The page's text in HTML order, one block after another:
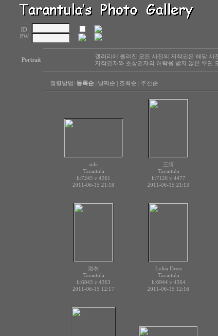
ID
PW
Portrait
갤러리에 올려진 모든 사진의 저작권은 해당
저작권자와 초상권자의 허락을 받지 않은 무단
정렬방법: 등록순 날짜순 조회순 추천순
side
Tarantula
h:7245 v:4361
2011-06-15 21:18
三淸
Tarantula
h:7126 v:4477
2011-06-15 21:13
浴衣
Tarantula
h:6843 v:4363
2011-06-15 12:17
Lolita Dress
Tarantula
h:6944 v:4364
2011-06-15 12:16